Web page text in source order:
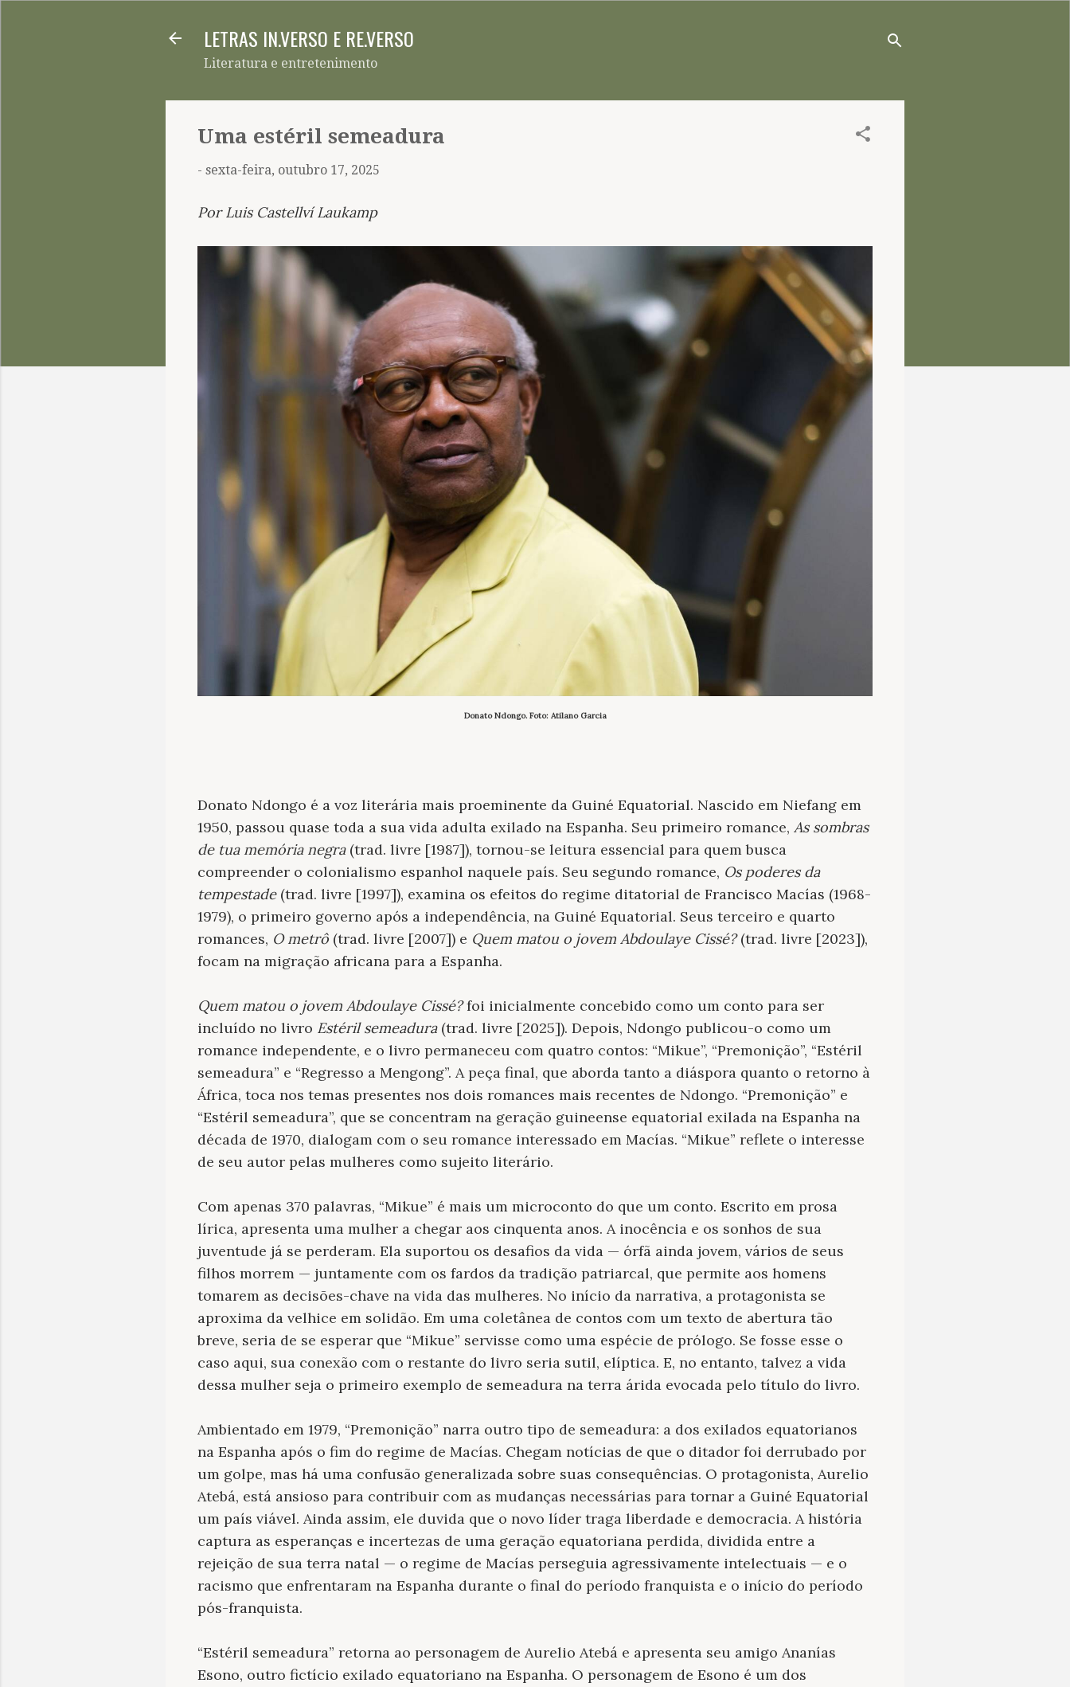
LETRAS IN.VERSO E RE.VERSO
Literatura e entretenimento
Uma estéril semeadura
- sexta-feira, outubro 17, 2025
Por Luis Castellví Laukamp
Donato Ndongo. Foto: Atilano Garcia
Donato Ndongo é a voz literária mais proeminente da Guiné Equatorial. Nascido em Niefang em
1950, passou quase toda a sua vida adulta exilado na Espanha. Seu primeiro romance, As sombras
de tua memória negra(trad. livre [1987]), tornou-se leitura essencial para quem busca
compreender o colonialismo espanhol naquele país. Seu segundo romance, Os poderes da
tempestade(trad. livre [1997]), examina os efeitos do regime ditatorial de Francisco Macías (1968-
1979), o primeiro governo após a independência, na Guiné Equatorial. Seus terceiro e quarto
romances, O metrô (trad. livre [2007]) e Quem matou o jovem Abdoulaye Cissé?(trad. livre [2023]),
focam na migração africana para a Espanha.
Quem matou o jovem Abdoulaye Cissé?foi inicialmente concebido como um conto para ser
incluído no livro Estéril semeadura(trad. livre [2025]). Depois, Ndongo publicou-o como um
romance independente, e o livro permaneceu com quatro contos: “Mikue”, “Premonição”, “Estéril
semeadura” e “Regresso a Mengong”. A peça final, que aborda tanto a diáspora quanto o retorno à
África, toca nos temas presentes nos dois romances mais recentes de Ndongo. “Premonição” e
“Estéril semeadura”, que se concentram na geração guineense equatorial exilada na Espanha na
década de 1970, dialogam com o seu romance interessado em Macías. “Mikue” reflete o interesse
de seu autor pelas mulheres como sujeito literário.
Com apenas 370 palavras, “Mikue” é mais um microconto do que um conto. Escrito em prosa
lírica, apresenta uma mulher a chegar aos cinquenta anos. A inocência e os sonhos de sua
juventude já se perderam. Ela suportou os desafios da vida — órfã ainda jovem, vários de seus
filhos morrem — juntamente com os fardos da tradição patriarcal, que permite aos homens
tomarem as decisões-chave na vida das mulheres. No início da narrativa, a protagonista se
aproxima da velhice em solidão. Em uma coletânea de contos com um texto de abertura tão
breve, seria de se esperar que “Mikue” servisse como uma espécie de prólogo. Se fosse esse o
caso aqui, sua conexão com o restante do livro seria sutil, elíptica. E, no entanto, talvez a vida
dessa mulher seja o primeiro exemplo de semeadura na terra árida evocada pelo título do livro.
Ambientado em 1979, “Premonição” narra outro tipo de semeadura: a dos exilados equatorianos
na Espanha após o fim do regime de Macías. Chegam notícias de que o ditador foi derrubado por
um golpe, mas há uma confusão generalizada sobre suas consequências. O protagonista, Aurelio
Atebá, está ansioso para contribuir com as mudanças necessárias para tornar a Guiné Equatorial
um país viável. Ainda assim, ele duvida que o novo líder traga liberdade e democracia. A história
captura as esperanças e incertezas de uma geração equatoriana perdida, dividida entre a
rejeição de sua terra natal — o regime de Macías perseguia agressivamente intelectuais — e o
racismo que enfrentaram na Espanha durante o final do período franquista e o início do período
pós-franquista.
“Estéril semeadura” retorna ao personagem de Aurelio Atebá e apresenta seu amigo Ananías
Esono, outro fictício exilado equatoriano na Espanha. O personagem de Esono é um dos